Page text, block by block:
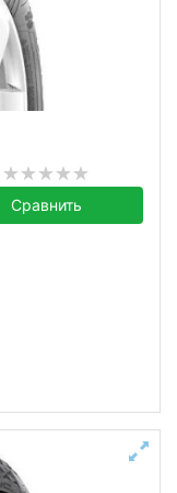
Сравнить